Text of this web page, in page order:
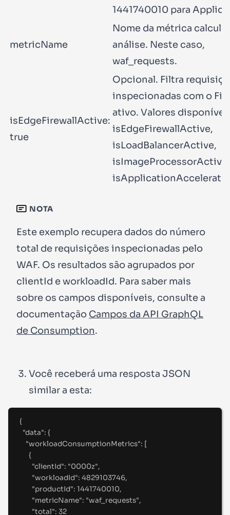
1441740010 para
metricName
Nome da métrica
análise. Neste caso,
waf_requests.
isEdgeFirewallActive:
true
Opcional. Filtra
inspecionadas com o
ativo. Valores
isEdgeFirewallActive,
isLoadBalancerActive,
isImageProcessorActive
NOTA
Este exemplo recupera dados do número
total de requisições inspecionadas pelo
WAF. Os resultados são agrupados por
clientId eworkloadId. Para saber mais
sobre os campos disponíveis, consulte a
documentação Campos da API GraphQL
de Consumption.
Você receberá uma resposta JSON
similar a esta:
{
"data": {
"workloadConsumptionMetrics": [
{
"clientId": "0000z",
"workloadId": 4829103746,
"productId": 1441740010,
"metricName": "waf_requests",
"total": 32